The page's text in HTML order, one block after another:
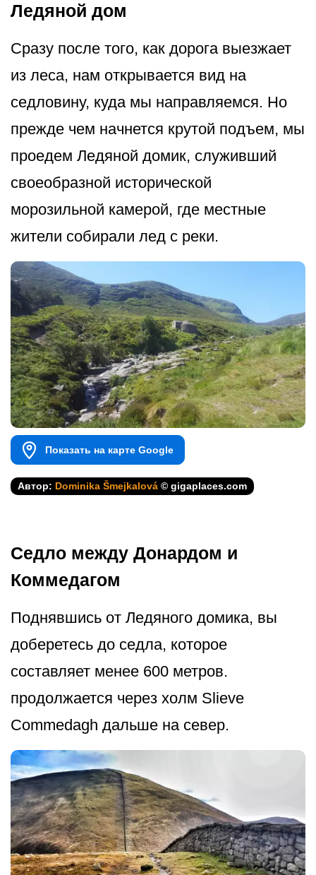
Ледяной дом
Сразу после того, как дорога выезжает
из леса, нам открывается вид на
седловину, куда мы направляемся. Но
прежде чем начнется крутой подъем, мы
проедем Ледяной домик, служивший
своеобразной исторической
морозильной камерой, где местные
жители собирали лед с реки.
Показать на карте Google
Автор: Dominika Šmejkalová © gigaplaces.com
Седло между Донардом и
Коммедагом
Поднявшись от Ледяного домика, вы
доберетесь до седла, которое
составляет менее 600 метров.
продолжается через холм Slieve
Commedagh дальше на север.